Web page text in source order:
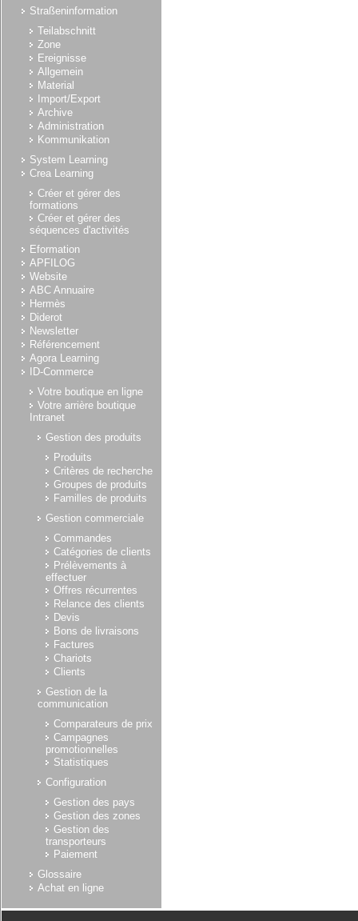
Straßeninformation
Teilabschnitt
Zone
Ereignisse
Allgemein
Material
Import/Export
Archive
Administration
Kommunikation
System Learning
Crea Learning
Créer et gérer des
formations
Créer et gérer des
séquences d'activités
Eformation
APFILOG
Website
ABC Annuaire
Hermès
Diderot
Newsletter
Référencement
Agora Learning
ID-Commerce
Votre boutique en ligne
Votre arrière boutique
Intranet
Gestion des produits
Produits
Critères de recherche
Groupes de produits
Familles de produits
Gestion commerciale
Commandes
Catégories de clients
Prélèvements à
effectuer
Offres récurrentes
Relance des clients
Devis
Bons de livraisons
Factures
Chariots
Clients
Gestion de la
communication
Comparateurs de prix
Campagnes
promotionnelles
Statistiques
Configuration
Gestion des pays
Gestion des zones
Gestion des
transporteurs
Paiement
Glossaire
Achat en ligne